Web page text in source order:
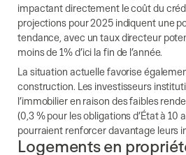
impactant directement le coût du
projections pour 2025 indiquent une
tendance, avec un taux directeur
moins de 1% d’ici la fin de l’année.
La situation actuelle favorise
construction. Les investisseurs
l’immobilier en raison des faibles
(0,3 % pour les obligations d’État à 10
pourraient renforcer davantage leurs
Logements en